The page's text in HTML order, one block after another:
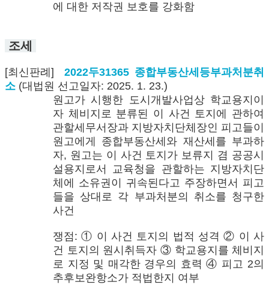
에 대한 저작권 보호를 강화함
조세
[최신판례]
2022두31365 종합부동산세등부과처분취
소 (대법원 선고일자: 2025. 1. 23.)
원고가 시행한 도시개발사업상 학교용지이
자 체비지로 분류된 이 사건 토지에 관하여
관할세무서장과 지방자치단체장인 피고들이
원고에게 종합부동산세와 재산세를 부과하
자, 원고는 이 사건 토지가 보류지 겸 공공시
설용지로서 교육청을 관할하는 지방자치단
체에 소유권이 귀속된다고 주장하면서 피고
들을 상대로 각 부과처분의 취소를 청구한
사건
쟁점: ① 이 사건 토지의 법적 성격 ② 이 사
건 토지의 원시취득자 ③ 학교용지를 체비지
로 지정 및 매각한 경우의 효력 ④ 피고 2의
추후보완항소가 적법한지 여부